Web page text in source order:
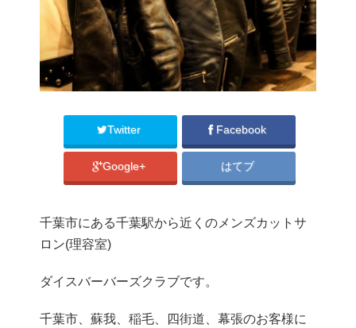
Twitter Facebook
Google+ はてブ
千葉市にある千葉駅から近くのメンズカットサ
ロン(理容室)
ダイスバーバーズクラブです。
千葉市、蘇我、稲毛、四街道、幕張のお客様に